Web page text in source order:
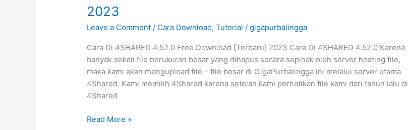
2023
Leave a Comment / Cara Download,Tutorial /gigapurbalingga
Cara Di 4SHARED 4.52.0 Free Download [Terbaru] 2023 Cara Di 4SHARED 4.52.0 Karena
banyak sekali file berukuran besar yang dihapus secara sepihak oleh server hosting file,
maka kami akan mengupload file – file besar di GigaPurbalingga ini melalui server utama
4Shared. Kami memilih 4Shared karena setelah kami perhatikan file kami dari tahun lalu di
4Shared
Cara
Read More »